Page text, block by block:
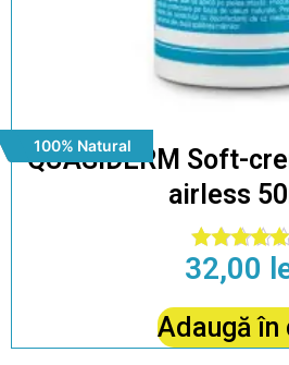
100% Natural
QUASIDERM Soft-
airless
Evaluat la
4.88
32,00
Adaugă în